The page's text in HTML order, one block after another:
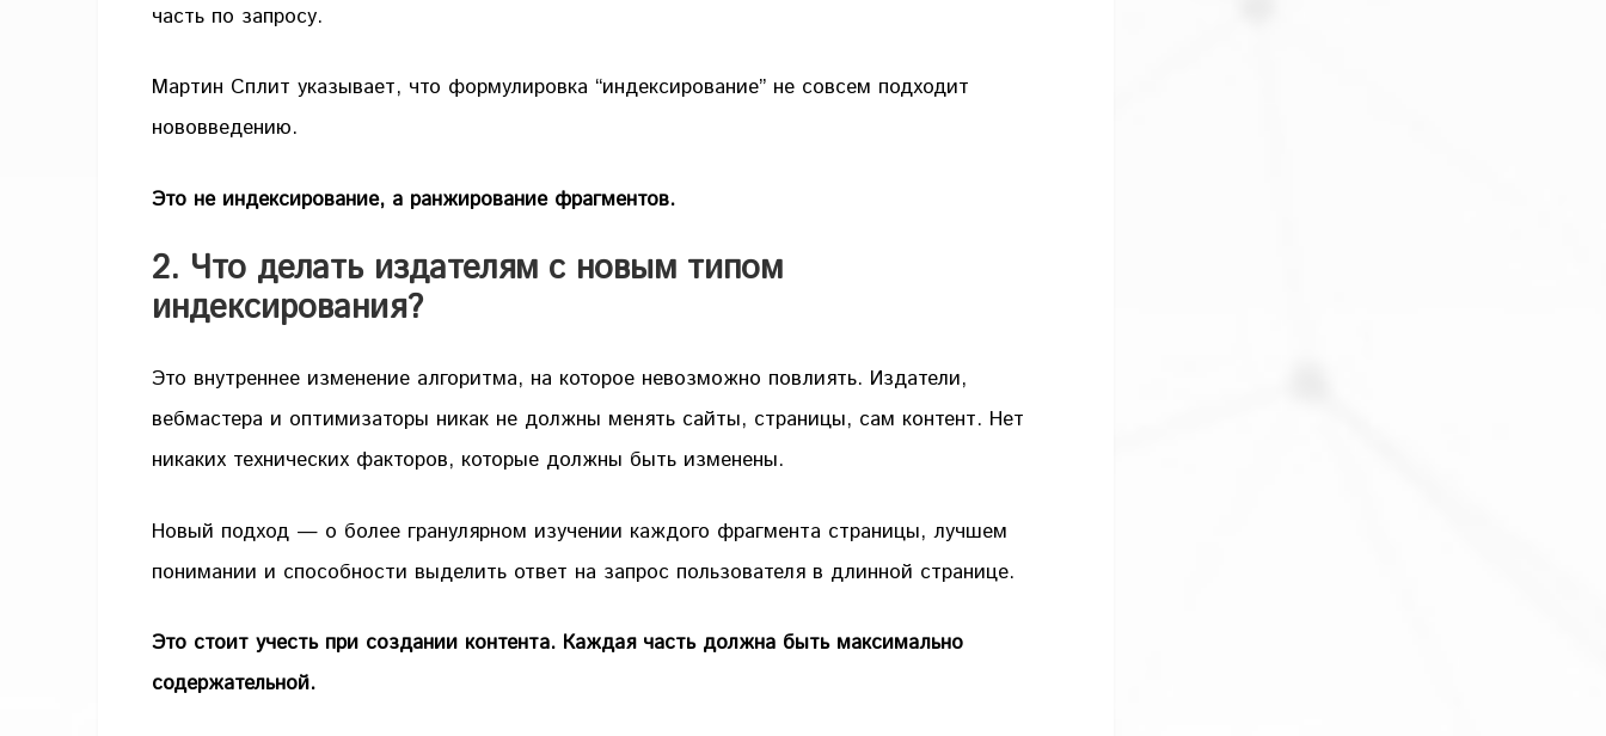
часть по запросу.
Мартин Сплит указывает, что формулировка “индексирование” не совсем подходит
нововведению.
Это не индексирование, а ранжирование фрагментов.
2. Что делать издателям с новым типом
индексирования?
Это внутреннее изменение алгоритма, на которое невозможно повлиять. Издатели,
вебмастера и оптимизаторы никак не должны менять сайты, страницы, сам контент. Нет
никаких технических факторов, которые должны быть изменены.
Новый подход — о более гранулярном изучении каждого фрагмента страницы, лучшем
понимании и способности выделить ответ на запрос пользователя в длинной странице.
Это стоит учесть при создании контента. Каждая часть должна быть максимально
содержательной.